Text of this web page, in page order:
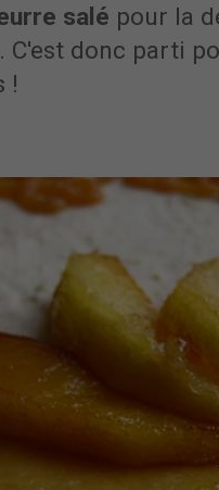
salé pour la
C'est donc parti
!